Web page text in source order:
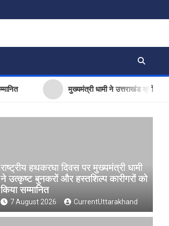
मुख्यमंत्री धामी ने उत्तराखंड क्रीड़ा
राष्ट्रीय हथकरघा दिवस पर मुख्यमंत्री धामी
ने उत्कृष्ट बुनकरों और हस्तशिल्प कारीगरों को
किया सम्मानित
7 August 2026 CurrentUttarakhand